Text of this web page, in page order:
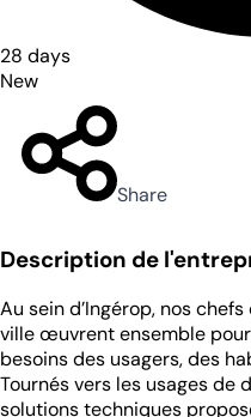
28 days
New
Share
Description de
Au sein d’Ingérop, nos
ville œuvrent ensemble
besoins des usagers, des
Tournés vers les usages de
solutions techniques